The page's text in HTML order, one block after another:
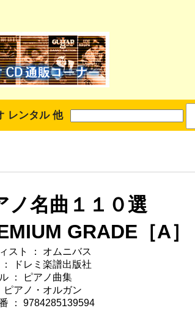
レンタル 他
ノ名曲１１０選
GRADE［A］
スト ： オムニバス
ドレミ楽譜出版社
： ピアノ曲集
ピアノ・オルガン
： 9784285139594